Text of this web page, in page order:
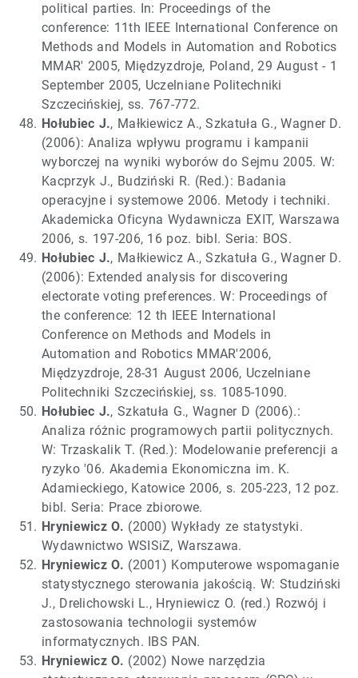
political parties. In: Proceedings of the
conference: 11th IEEE International Conference on
Methods and Models in Automation and Robotics
MMAR' 2005, Międzyzdroje, Poland, 29 August - 1
September 2005, Uczelniane Politechniki
Szczecińskiej, ss. 767-772.
Hołubiec J., Małkiewicz A., Szkatuła G., Wagner D.
(2006): Analiza wpływu programu i kampanii
wyborczej na wyniki wyborów do Sejmu 2005. W:
Kacprzyk J., Budziński R. (Red.): Badania
operacyjne i systemowe 2006. Metody i techniki.
Akademicka Oficyna Wydawnicza EXIT, Warszawa
2006, s. 197-206, 16 poz. bibl. Seria: BOS.
Hołubiec J., Małkiewicz A., Szkatuła G., Wagner D.
(2006): Extended analysis for discovering
electorate voting preferences. W: Proceedings of
the conference: 12 th IEEE International
Conference on Methods and Models in
Automation and Robotics MMAR'2006,
Międzyzdroje, 28-31 August 2006, Uczelniane
Politechniki Szczecińskiej, ss. 1085-1090.
Hołubiec J., Szkatuła G., Wagner D (2006).:
Analiza różnic programowych partii politycznych.
W: Trzaskalik T. (Red.): Modelowanie preferencji a
ryzyko '06. Akademia Ekonomiczna im. K.
Adamieckiego, Katowice 2006, s. 205-223, 12 poz.
bibl. Seria: Prace zbiorowe.
Hryniewicz O. (2000) Wykłady ze statystyki.
Wydawnictwo WSISiZ, Warszawa.
Hryniewicz O. (2001) Komputerowe wspomaganie
statystycznego sterowania jakością. W: Studziński
J., Drelichowski L., Hryniewicz O. (red.) Rozwój i
zastosowania technologii systemów
informatycznych. IBS PAN.
Hryniewicz O. (2002) Nowe narzędzia